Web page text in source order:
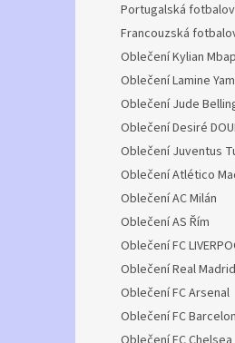
Portugalská
Francouzská
Oblečení Kylian
Oblečení Lamine
Oblečení Jude
Oblečení Desiré
Oblečení Juventus
Oblečení Atlético
Oblečení AC Milán
Oblečení AS Řím
Oblečení FC
Oblečení Real Madrid
Oblečení FC Arsenal
Oblečení FC